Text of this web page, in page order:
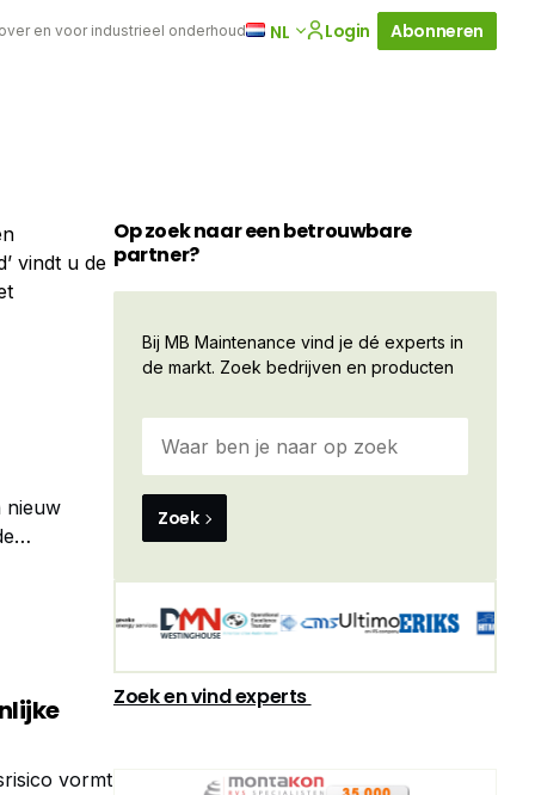
en voor industrieel onderhoud NL Login Abonneren
vindt u de
nieuw
waarin
vormt
Op zoek naar een betrouwbare
partner?
Bij MB Maintenance vind je dé experts in
de markt. Zoek bedrijven en producten
Zoek
Zoek en vind experts